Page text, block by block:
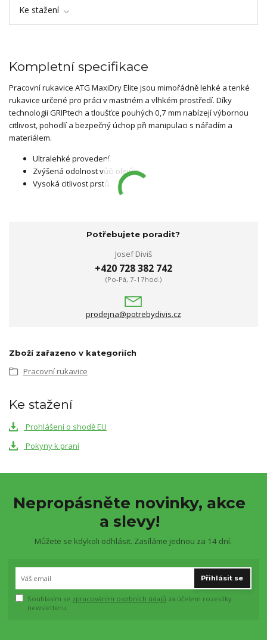
Ke stažení
Kompletní specifikace
Pracovní rukavice ATG MaxiDry Elite jsou mimořádně lehké a tenké
rukavice určené pro práci v mastném a vlhkém prostředí. Díky
technologii GRIPtech a tloušťce pouhých 0,7 mm nabízejí výbornou
citlivost, pohodlí a bezpečný úchop při manipulaci s nářadím a
materiálem.
Ultralehké provedení.
Zvýšená odolnost vůči olejům.
Vysoká citlivost prstů.
Potřebujete poradit?
Josef Diviš
+420 728 382 742
(Po-Pá, 7-17hod.)
prodejna@potrebydivis.cz
Zboží zařazeno v kategoriích
Pracovní rukavice
Ke stažení
Prohlášení o shodě EU
Pokyny k praní
Nepropásněte novinky, akce
a slevy!
Můžete se kdykoli odhlásit. Zasíláme jednou za 14 dní.
Přihlásit se
Souhlasím se zpracováním osobních údajů za účelem rozesílky
newsletteru.